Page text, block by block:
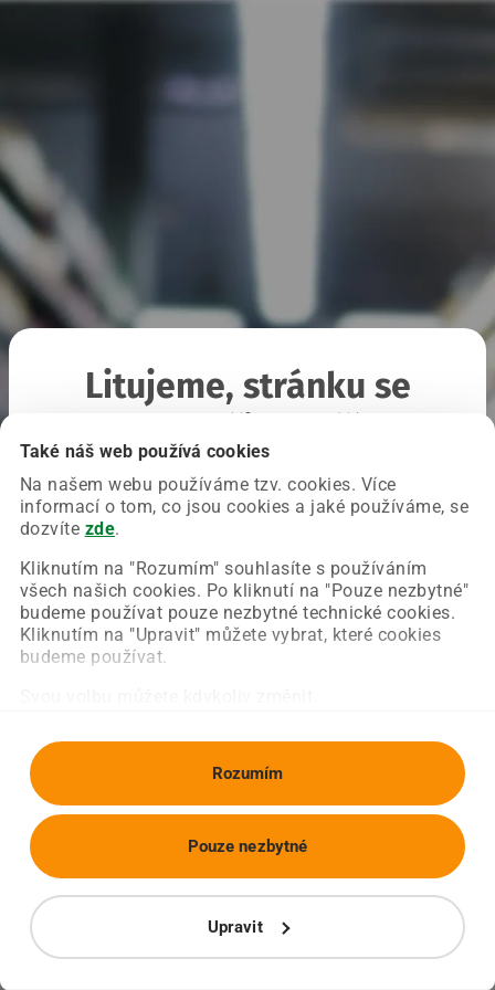
Také náš web používá cookies
Na našem webu používáme tzv. cookies. Více
informací o tom, co jsou cookies a jaké používáme, se
dozvíte zde.
Kliknutím na "Rozumím" souhlasíte s používáním
všech našich cookies. Po kliknutí na "Pouze nezbytné"
budeme používat pouze nezbytné technické cookies.
Kliknutím na "Upravit" můžete vybrat, které cookies
budeme používat.
Rozumím
Upravit
Pouze nezbytné
Litujeme, stránku se
Chyba nastala na naší straně a už ji opravujeme.
Zkuste prosím znovu načíst požadovanou stránku.
Obnovit stránku Úvodní strana